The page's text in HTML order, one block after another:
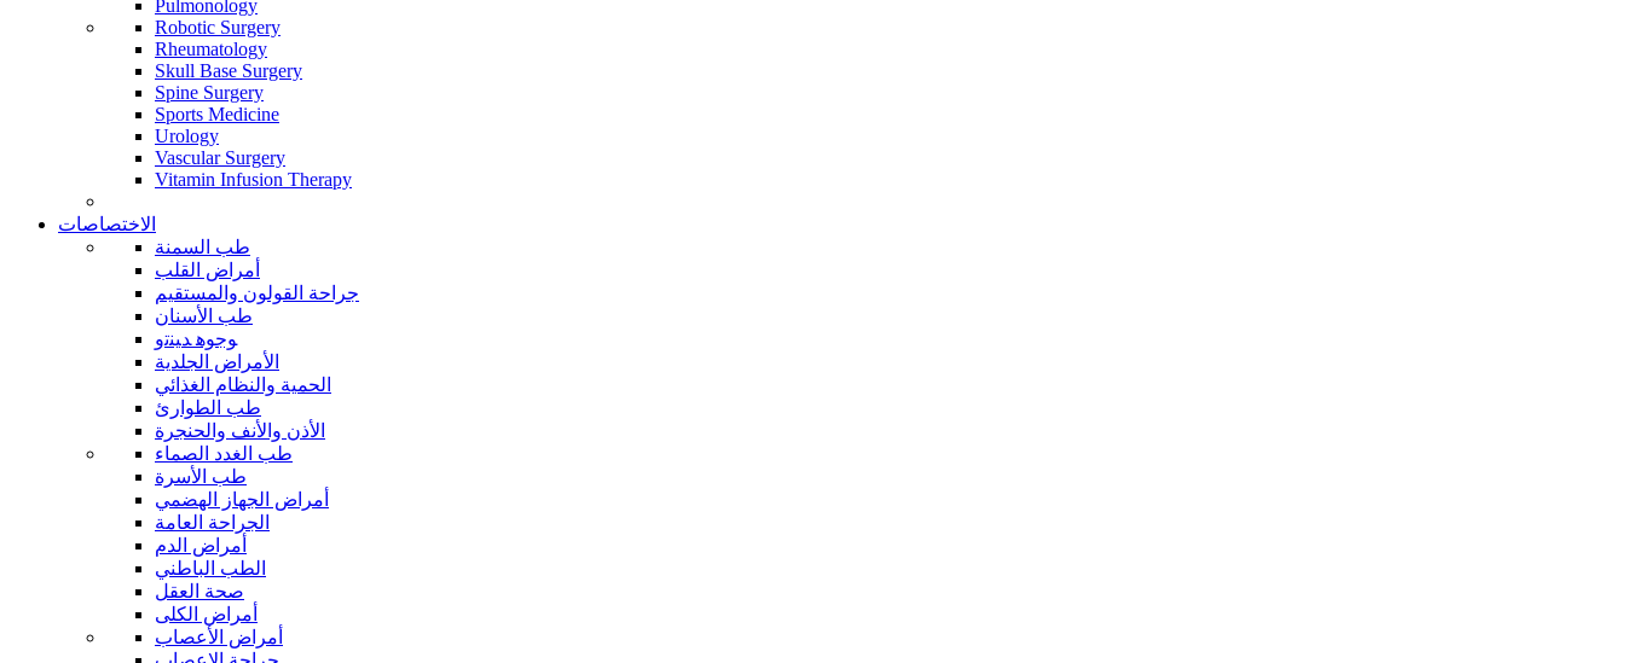
Pulmonology
Robotic Surgery
Rheumatology
Skull Base Surgery
Spine Surgery
Sports Medicine
Urology
Vascular Surgery
Vitamin Infusion Therapy
الاختصاصات
طب السمنة
أمراض القلب
جراحة القولون والمستقيم
طب الأسنان
ﻮﺟﻮﻫ ﺪﻴﻨﺗﻭ
الأمراض الجلدية
الحمية والنظام الغذائي
طب الطوارئ
الأذن والأنف والحنجرة
طب الغدد الصماء
طب الأسرة
أمراض الجهاز الهضمي
الجراحة العامة
أمراض الدم
الطب الباطني
صحة العقل
أمراض الكلى
أمراض الأعصاب